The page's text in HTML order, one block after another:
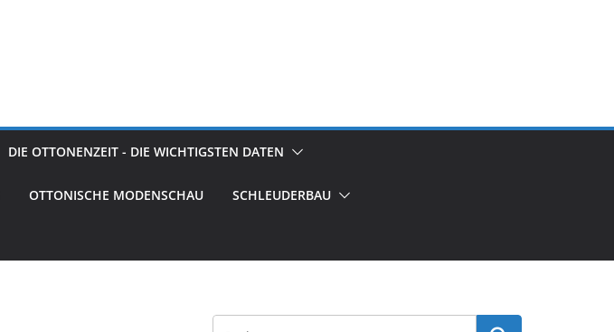
DIE OTTONENZEIT - DIE WICHTIGSTEN DATEN
OTTONISCHE MODENSCHAU SCHLEUDERBAU